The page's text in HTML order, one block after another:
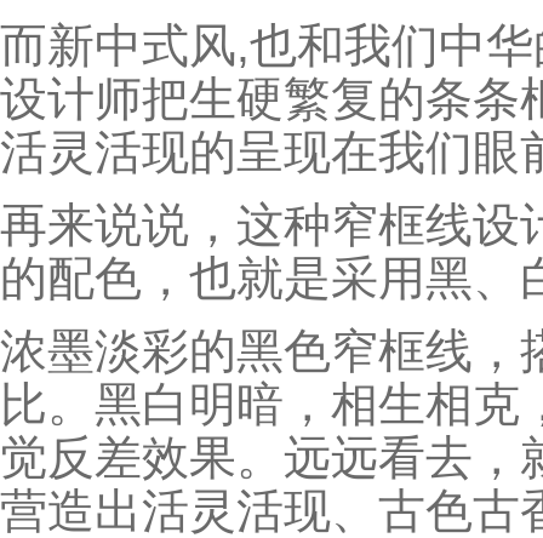
而新中式风,也和我们中
设计师把生硬繁复的条条
活灵活现的呈现在我们眼
再来说说，这种窄框线设
的配色，也就是采用黑
浓墨淡彩的黑色窄框线，
比。黑白明暗，相生相
觉反差效果。远远看去
营造出活灵活现、古色古